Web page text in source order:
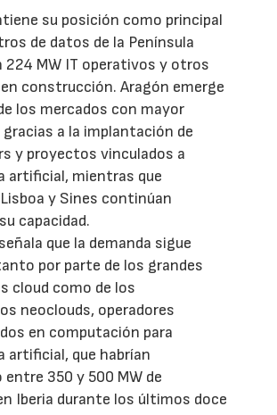
su posición como principal
de datos de la Península
224 MW IT operativos y otros
construcción. Aragón emerge
los mercados con mayor
a la implantación de
y proyectos vinculados a
artificial, mientras que
y Sines continúan
capacidad.
que la demanda sigue
por parte de los grandes
cloud como de los
neoclouds, operadores
en computación para
artificial, que habrían
350 y 500 MW de
Iberia durante los últimos doce